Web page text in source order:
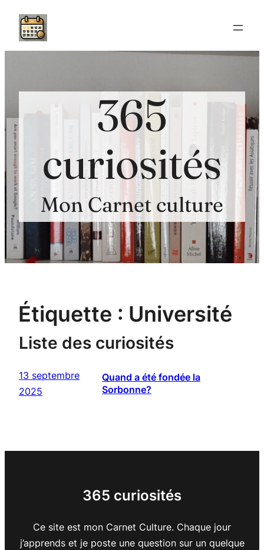
Aller
contenu
365
curiosités
Mon Carnet culture
Étiquette : Université
Liste des curiosités
13 septembre
2025
Quand a été fondée la
Sorbonne?
365 curiosités
Ce site est mon Carnet Culture. Chaque jour
j’apprends et je poste une question sur un quelque